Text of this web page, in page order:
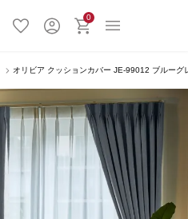
0
オリビア クッションカバー JE-99012 ブルーグ